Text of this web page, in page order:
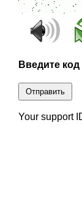
Введите код
Отправить
Your support